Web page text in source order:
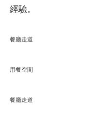
經驗。
餐廳走道
用餐空間
餐廳走道